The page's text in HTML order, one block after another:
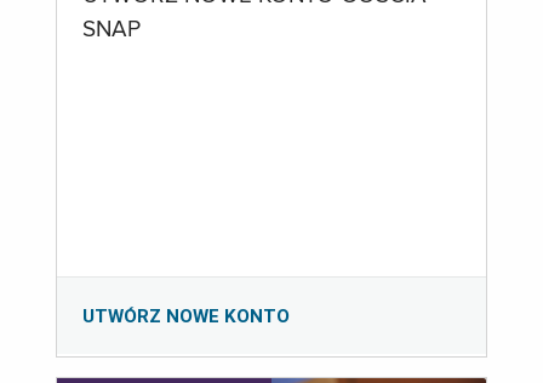
SNAP
UTWÓRZ NOWE KONTO